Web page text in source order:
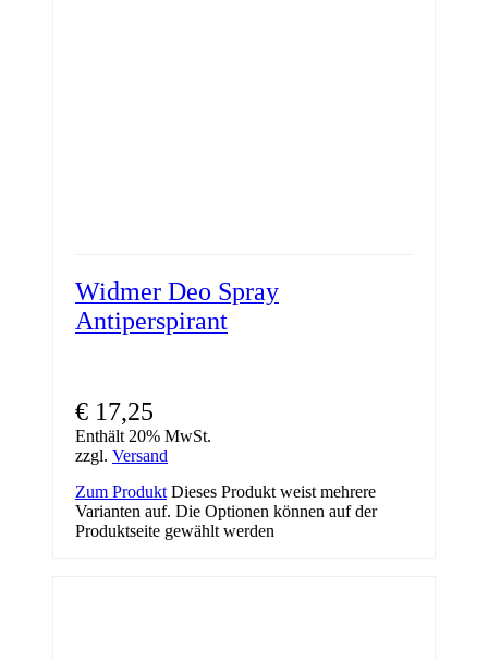
Widmer Deo Spray
Antiperspirant
€ 17,25
Enthält 20% MwSt.
zzgl. Versand
Zum Produkt Dieses Produkt weist mehrere
Varianten auf. Die Optionen können auf der
Produktseite gewählt werden